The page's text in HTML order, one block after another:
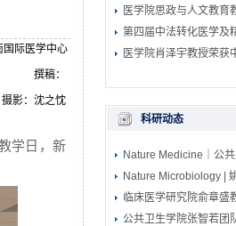
国际医学中心
撰稿：
摄影：沈之忱
学日，新
医学院思政与人文教
第四届中法转化医学及
医学院肖泽宇教授荣获
科研动态
Nature Medicine｜公
Nature Microbiology |
临床医学研究院俞章
公共卫生学院张智若团